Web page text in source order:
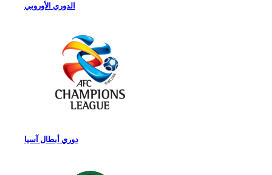
الدوري الأوروبي
دوري أبطال آسيا